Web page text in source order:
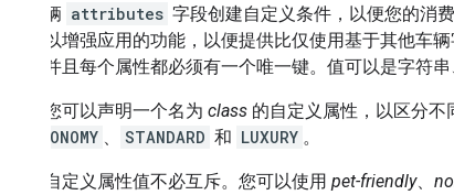
使用车辆 attributes 字段创建自定义条件，以便您的消
这样可以增强应用的功能，以便提供比仅使用基于其他车
属性，并且每个属性都必须有一个唯一键。值可以是字符串
例如，您可以声明一个名为 class 的自定义属性，以区分
ECONOMY 、 STANDARD 和 LUXURY 。
不过，自定义属性值不必互斥。您可以使用 pet-friendly、